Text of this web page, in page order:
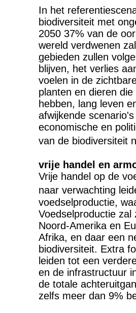
In het
biodiversiteit met
2050 37% van de
wereld verdwenen
gebieden zullen
blijven, het verlies
voelen in de
planten en dieren
hebben, lang leven
afwijkende
economische en
van de biodiversiteit
vrije handel en
Vrije handel op de
naar verwachting
voedselproductie,
Voedselproductie
Noord-Amerika en
Afrika, en daar een
biodiversiteit. Extra
leiden tot een
en de infrastructuur
de totale
zelfs meer dan 9%